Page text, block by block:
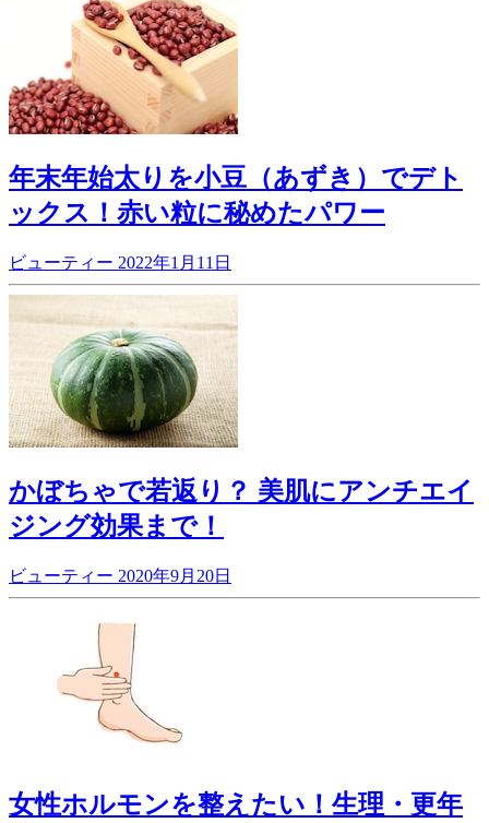
年末年始太りを小豆（あずき）でデト
ックス！赤い粒に秘めたパワー
ビューティー 2022年1月11日
かぼちゃで若返り？ 美肌にアンチエイ
ジング効果まで！
ビューティー 2020年9月20日
女性ホルモンを整えたい！生理・更年